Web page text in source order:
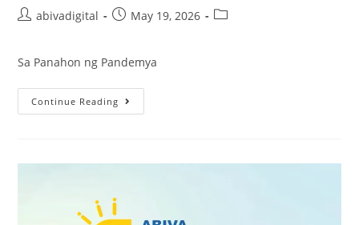
abivadigital May 19, 2026
Sa Panahon ng Pandemya
Continue Reading